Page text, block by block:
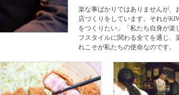
楽な事ばかりではありませんが、
店づくりをしています。それが
をつくりたい」「私たち自身が楽
フスタイルに関わる全てを通じ
れこそが私たちの使命なのです。